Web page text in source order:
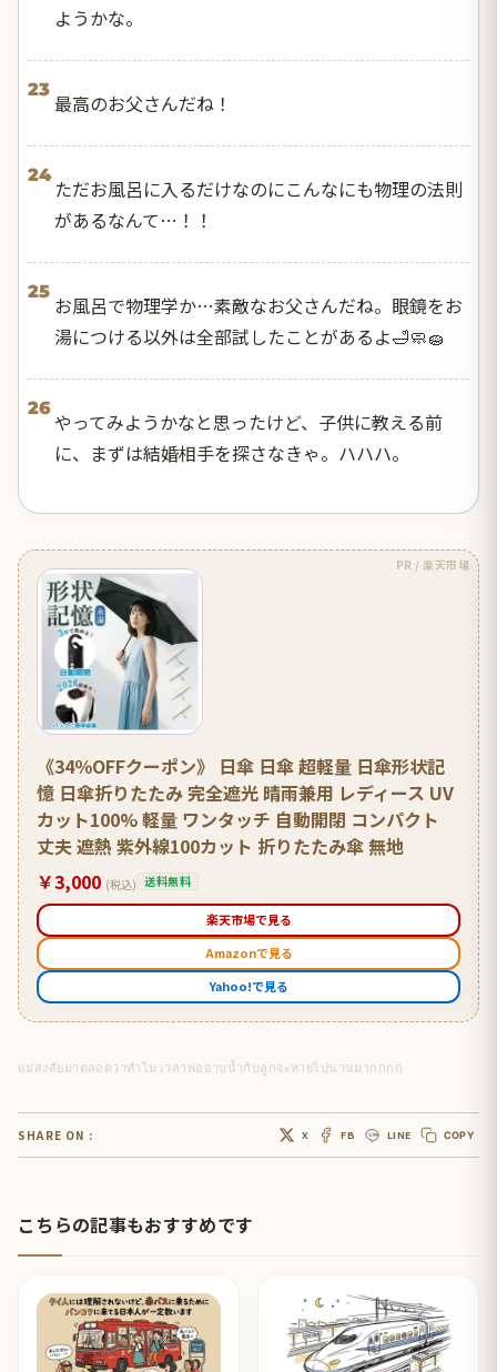
ようかな。
23
最高のお父さんだね！
24
ただお風呂に入るだけなのにこんなにも物理の法則
があるなんて…！！
25
お風呂で物理学か…素敵なお父さんだね。眼鏡をお
湯につける以外は全部試したことがあるよ🛁🧼🧽
26
やってみようかなと思ったけど、子供に教える前
に、まずは結婚相手を探さなきゃ。ハハハ。
PR / 楽天市場
《34％OFFクーポン》 日傘 日傘 超軽量 日傘形状記
憶 日傘折りたたみ 完全遮光 晴雨兼用 レディース UV
カット100% 軽量 ワンタッチ 自動開閉 コンパクト
丈夫 遮熱 紫外線100カット 折りたたみ傘 無地
￥3,000 (税込) 送料無料
楽天市場で見る
Amazonで見る
Yahoo!で見る
แม่สงสัยมาตลอดว่าทำไม เวลาพ่ออาบน้ำกับลูกจะหายไปนานมากกกก
SHARE ON : X FB LINE COPY
こちらの記事もおすすめです